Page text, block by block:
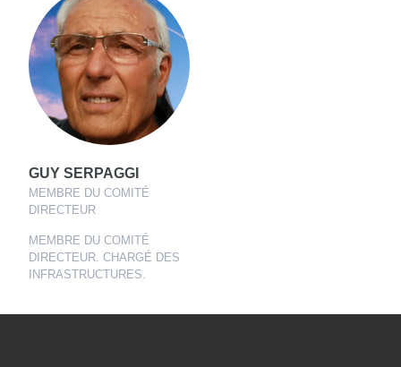
GUY SERPAGGI
MEMBRE DU COMITÉ
DIRECTEUR
MEMBRE DU COMITÉ
DIRECTEUR. CHARGÉ DES
INFRASTRUCTURES.